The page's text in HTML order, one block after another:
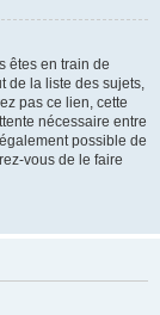
êtes en train de
de la liste des sujets,
pas ce lien, cette
nécessaire entre
possible de
vous de le faire